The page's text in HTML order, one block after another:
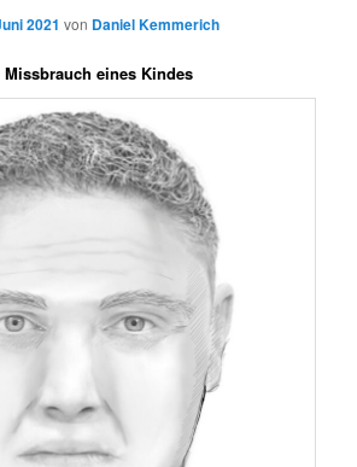
2021 von Daniel Kemmerich
eines Kindes